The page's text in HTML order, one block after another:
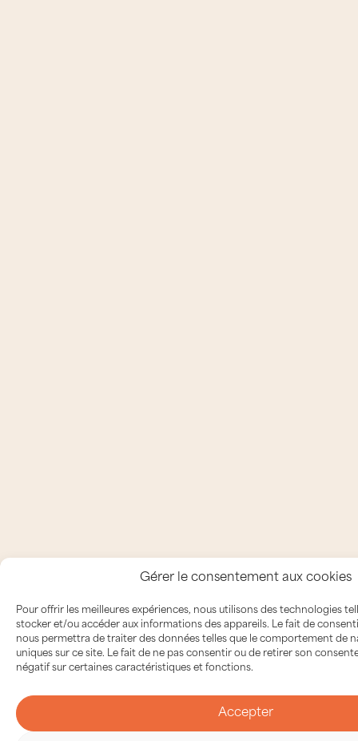
Gérer le consentement aux cookies
Pour offrir les meilleures expériences, nous utilisons des technologies
stocker et/ou accéder aux informations des appareils. Le fait de
nous permettra de traiter des données telles que le comportement de
uniques sur ce site. Le fait de ne pas consentir ou de retirer son
négatif sur certaines caractéristiques et fonctions.
Accepter